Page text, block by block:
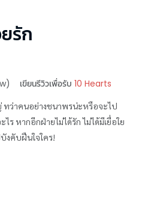
รัก
เขียนรีวิวเพื่อรับ 10 Hearts
ทว่าคนอย่างชนาพรน่ะหรือจะไป
ร หากอีกฝ่ายไม่ได้รัก ไม่ได้มีเยื่อใย
งคับฝืนใจใคร!